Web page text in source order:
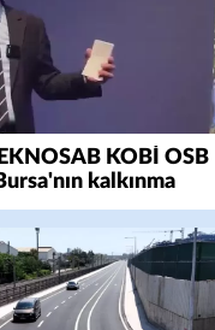
KOBİ OSB
kalkınma
yeni dönem